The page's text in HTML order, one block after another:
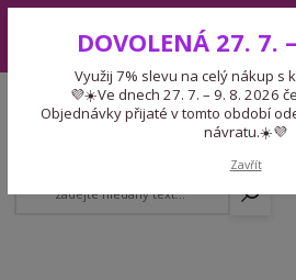
7. – 9. 8. 2026 čerpáme dovolenou.
odešleme ihned po
Expedice 775 866 913
Po-Čt 9-15:30 Pá 9-14:30 Pauza 13-13:45
DOVOLENÁ 27. 7.
Využij 7% slevu na celý nákup s
💜☀️Ve dnech 27. 7. – 9. 8. 2026
Objednávky přijaté v tomto období
návratu.☀️💜
Zavřít